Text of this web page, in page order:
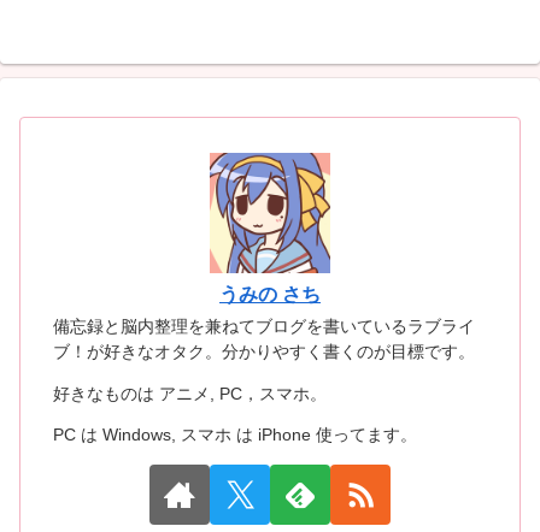
うみの さち
備忘録と脳内整理を兼ねてブログを書いているラブライ
ブ！が好きなオタク。分かりやすく書くのが目標です。
好きなものは アニメ, PC，スマホ。
PC は Windows, スマホ は iPhone 使ってます。